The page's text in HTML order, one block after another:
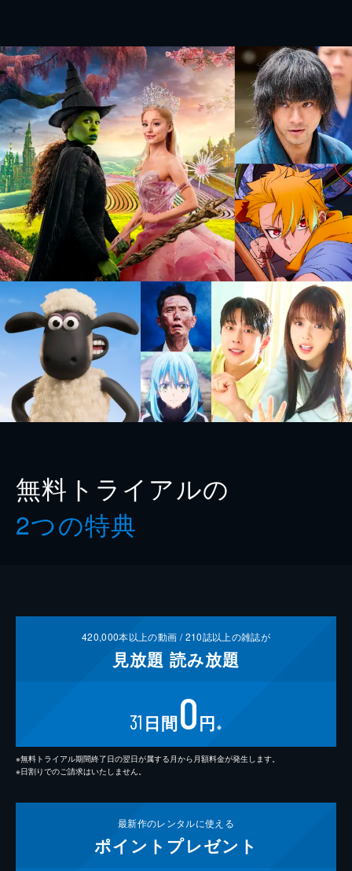
無料トライアルの
2つの特典
420,000本以上の動画 /210誌以上の雑誌が
見放題 読み放題
31 日間0円 ※
※無料トライアル期間終了日の翌日が属する月から月額料金が発生します。
※日割りでのご請求はいたしません。
最新作のレンタルに使える
ポイント プレゼント